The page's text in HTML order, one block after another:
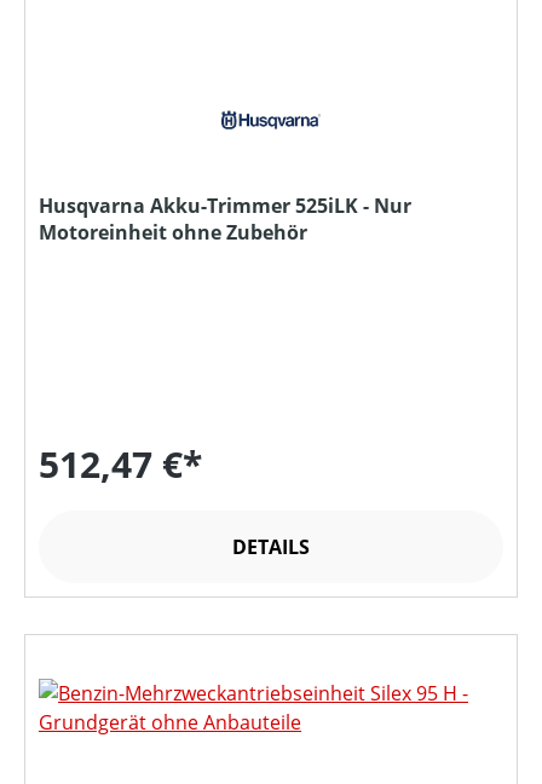
Husqvarna Akku-Trimmer 525iLK - Nur
Motoreinheit ohne Zubehör
512,47 €*
DETAILS